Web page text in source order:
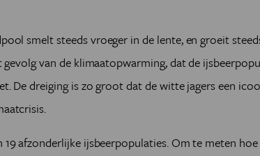
smelt steeds vroeger in de lente, en groeit
van de klimaatopwarming, dat de
De dreiging is zo groot dat de witte jagers een
afzonderlijke ijsbeerpopulaties. Om te meten